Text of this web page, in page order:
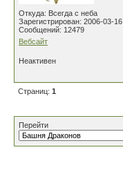
Откуда: Всегда с неба
Зарегистрирован: 2006-03-16
Сообщений: 12479
Вебсайт
Неактивен
Страниц: 1
Перейти